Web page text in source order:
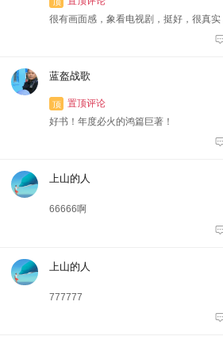
很有画面感，象看电视剧，挺好，很真实
蓝盔战歌
顶
置顶评论
好书！年度必火的鸿篇巨著！
上山的人
66666啊
上山的人
777777